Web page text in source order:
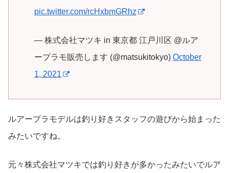
pic.twitter.com/rcHxbmGRhz
— 株式会社マツキ in 東京都 江戸川区 @ルア
ープラモ販売します (@matsukitokyo) October
1, 2021
ルアープラモデルは釣り好きスタッフの遊びから始まった
みたいですね。
元々株式会社マツキでは釣り好きが多かったみたいでルア